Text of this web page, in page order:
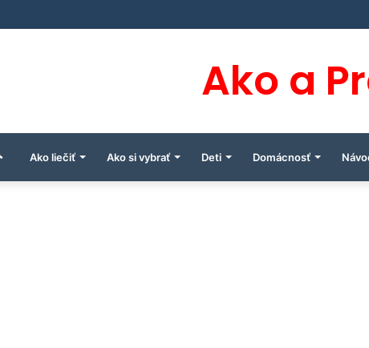
Ako a
ÚvodnáAko liečiť Ako si vybrať Deti Domácnosť